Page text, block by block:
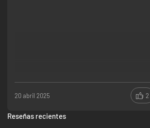
20 abril 2025 2
Reseñas recientes